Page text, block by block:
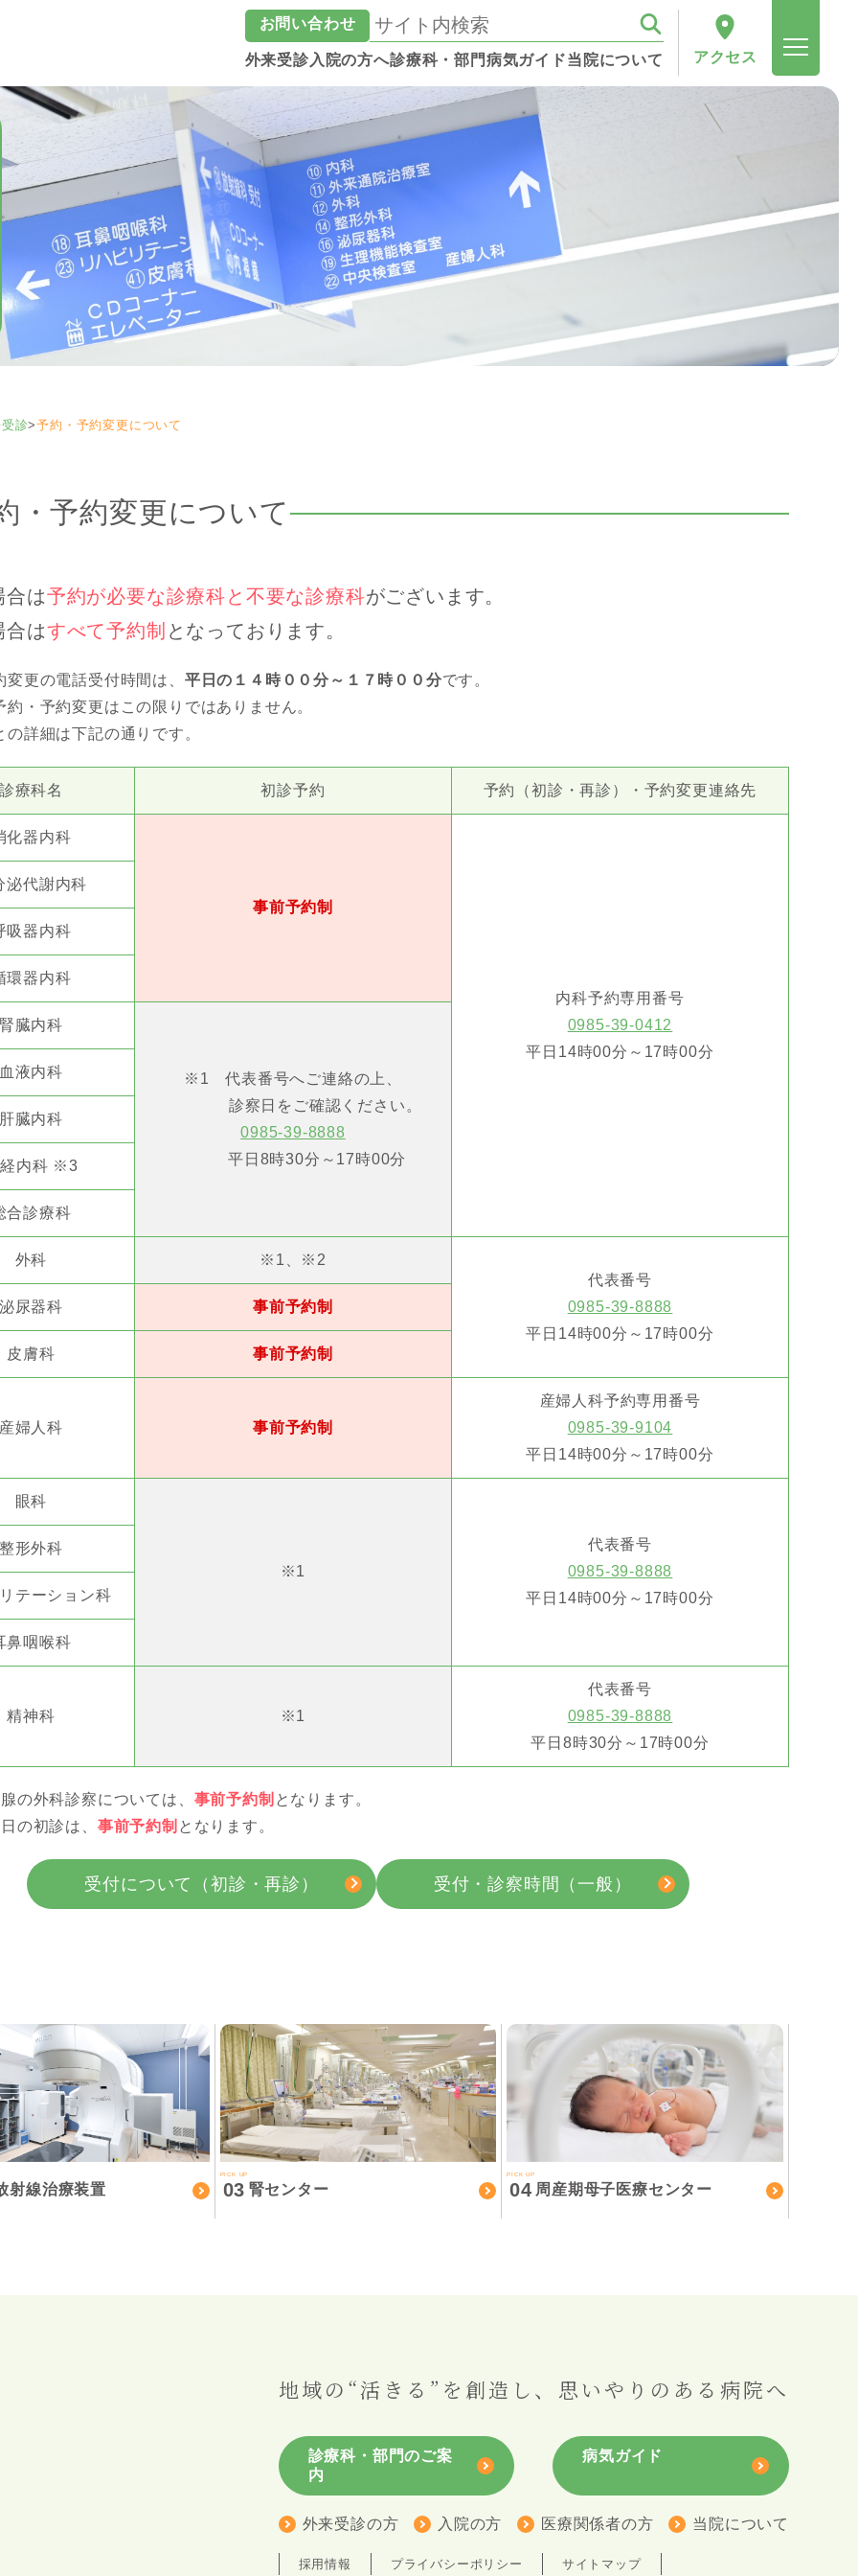
お問い合わせ
外来受診入院の方へ診療科・部門病気ガイド当院について アクセス
診>予約・予約変更について
・予約変更について
合は予約が必要な診療科と不要な診療科がございます。
合はすべて予約制 となっております。
変更の電話受付時間は、 平⽇の１４時００分～１７時００分です。
・予約変更はこの限りではありません。
の詳細は下記の通りです。
療科名 初診予約 予約（初診・再診）・予約変更連絡先
化器内科
事前予約制
内科予約専用番号
0985-39-0412
平日14時00分～17時00分
泌代謝内科
吸器内科
環器内科
臓内科
※1 代表番号へご連絡の上、
診察日をご確認ください。
0985-39-8888
平日8時30分～17時00分
液内科
臓内科
内科 ※3
合診療科
外科
※1、※2
代表番号
0985-39-8888
平日14時00分～17時00分
尿器科 事前予約制
皮膚科 事前予約制
婦人科 事前予約制
産婦人科予約専用番号
0985-39-9104
平日14時00分～17時00分
眼科
※1
代表番号
0985-39-8888
平日14時00分～17時00分
形外科
テーション科
鼻咽喉科
精神科 ※1
代表番号
0985-39-8888
平日8時30分～17時00分
外科診察については、 事前予約制 となります。
初診は、 事前予約制 となります。
受付について（初診・再診） 受付・診察時間（一般）
射線治療装置
PICK UP
03 腎センター
PICK UP
04 周産期母子医療センター
地域の“活きる”を創造し、 思いやりのある病院へ
診療科・部門のご案
内
病気ガイド
外来受診の方 入院の方 医療関係者の方 当院について
採用情報 プライバシーポリシー サイトマップ